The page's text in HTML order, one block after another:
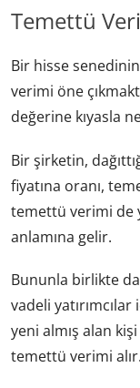
Temettü
Bir hisse
verimi öne
değerine kıyasla
Bir şirketin,
fiyatına oranı,
temettü verimi de
anlamına gelir.
Bununla birlikte
vadeli
yeni almış alan
temettü verimi alır.